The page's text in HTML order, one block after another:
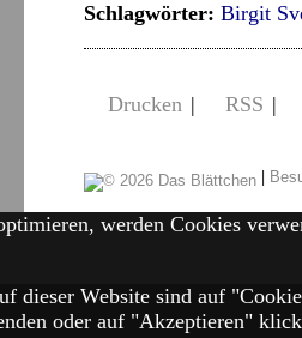
Schlagwörter: Birgit
Drucken | RSS |
|
werden Cookies
dieser Website sind auf
oder auf "Akzeptieren"